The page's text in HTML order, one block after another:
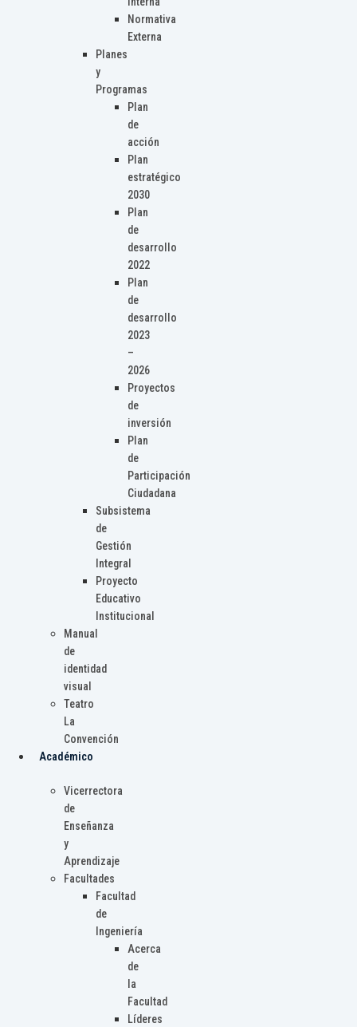
Normativa
Externa
Planes
y
Programas
Plan
de
acción
Plan
estratégico
2030
Plan
de
desarrollo
2022
Plan
de
desarrollo
2023
–
2026
Proyectos
de
inversión
Plan
de
Participación
Ciudadana
Subsistema
de
Gestión
Integral
Proyecto
Educativo
Institucional
Manual
de
identidad
visual
Teatro
La
Convención
Académico
Vicerrectora
de
Enseñanza
y
Aprendizaje
Facultades
Facultad
de
Ingeniería
Acerca
de
la
Facultad
Líderes